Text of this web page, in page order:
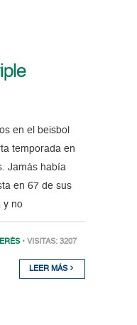
en el beisbol
temporada en
Jamás había
en 67 de sus
y no
• VISITAS: 3207
LEER MÁS